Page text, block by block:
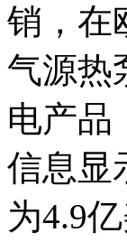
销，在
气源热
电产品
信息显
为4.9